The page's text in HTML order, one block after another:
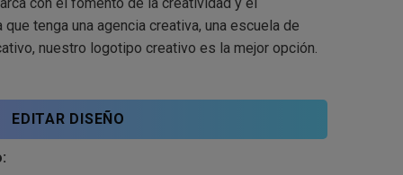
tenga una agencia creativa, una escuela de
nuestro logotipo creativo es la mejor opción.
EDITAR DISEÑO